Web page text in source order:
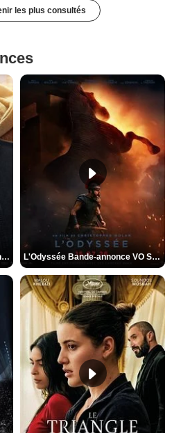
les plus consultés
Spider-Man: Brand New Day Bande-annonce VO STFR L'Odyssée Bande-annonce VO STFR